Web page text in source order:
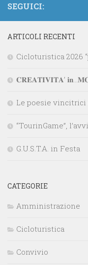
SEGUICI:
ARTICOLI RECENTI
Cicloturistica 2026
𝐂𝐑𝐄𝐀𝐓𝐈𝐕𝐈𝐓𝐀’
Le poesie vincitrici
“TourinGame”,
G.U.S.T.A. in Festa
CATEGORIE
Amministrazione
Cicloturistica
Convivio